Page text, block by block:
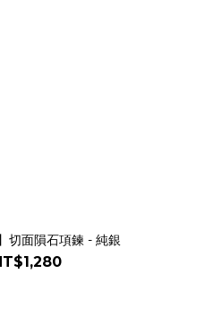
切面隕石項鍊 - 純銀